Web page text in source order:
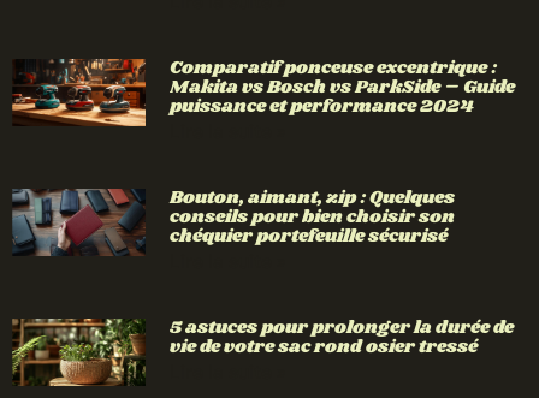
Comparatif ponceuse excentrique :
Makita vs Bosch vs ParkSide – Guide
puissance et performance 2024
Bouton, aimant, zip : Quelques
conseils pour bien choisir son
chéquier portefeuille sécurisé
5 astuces pour prolonger la durée de
vie de votre sac rond osier tressé